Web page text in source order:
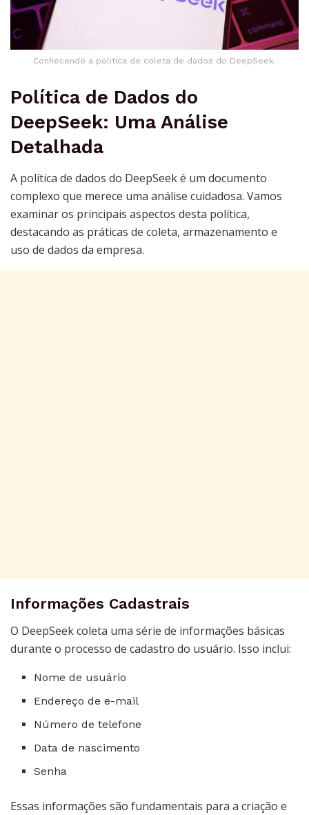
Conhecendo a politica de coleta de dados do DeepSeek.
Política de Dados do
DeepSeek: Uma Análise
Detalhada
A política de dados do DeepSeek é um documento
complexo que merece uma análise cuidadosa. Vamos
examinar os principais aspectos desta política,
destacando as práticas de coleta, armazenamento e
uso de dados da empresa.
Informações Cadastrais
O DeepSeek coleta uma série de informações básicas
durante o processo de cadastro do usuário. Isso inclui:
Nome de usuário
Endereço de e-mail
Número de telefone
Data de nascimento
Senha
Essas informações são fundamentais para a criação e